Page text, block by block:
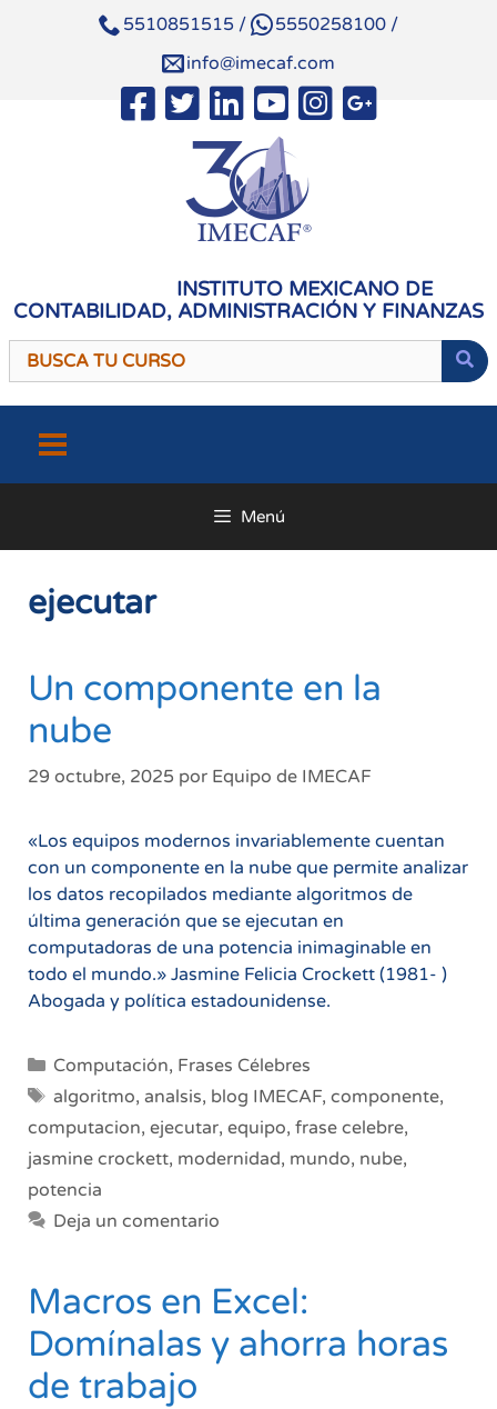
5510851515 / 5550258100 /
info@imecaf.com
INSTITUTO MEXICANO DE
CONTABILIDAD, ADMINISTRACIÓN Y FINANZAS
contenido
Menú
ejecutar
Un componente en la
nube
29 octubre, 2025 por Equipo de IMECAF
«Los equipos modernos invariablemente cuentan
con un componente en la nube que permite analizar
los datos recopilados mediante algoritmos de
última generación que se ejecutan en
computadoras de una potencia inimaginable en
todo el mundo.» Jasmine Felicia Crockett (1981- )
Abogada y política estadounidense.
Categorías
Computación, Frases Célebres
Etiquetas
algoritmo, analsis, blog IMECAF, componente,
computacion, ejecutar, equipo, frase celebre,
jasmine crockett, modernidad, mundo, nube,
potencia
Deja un comentario
Macros en Excel:
Domínalas y ahorra horas
de trabajo